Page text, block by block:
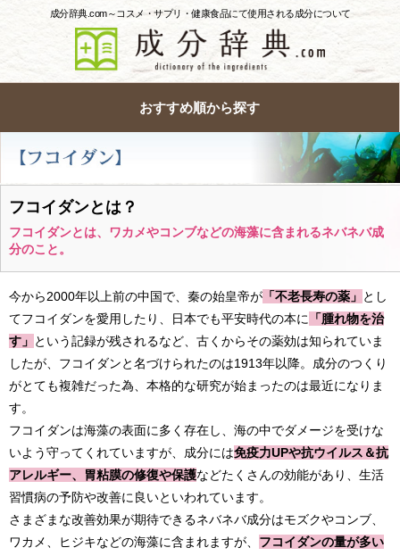
成分辞典.com～コスメ・サプリ・健康食品にて使用される成分について
おすすめ順から探す
フコイダンとは？
フコイダンとは、ワカメやコンブなどの海藻に含まれるネバネバ成
分のこと。
今から2000年以上前の中国で、秦の始皇帝が 「不老長寿の薬」 とし
てフコイダンを愛用したり、日本でも平安時代の本に 「腫れ物を治
す」 という記録が残されるなど、古くからその薬効は知られていま
したが、フコイダンと名づけられたのは1913年以降。成分のつくり
がとても複雑だった為、本格的な研究が始まったのは最近になりま
す。
フコイダンは海藻の表面に多く存在し、海の中でダメージを受けな
いよう守ってくれていますが、成分には免疫力UPや抗ウイルス＆抗
アレルギー、胃粘膜の修復や保護などたくさんの効能があり、生活
習慣病の予防や改善に良いといわれています。
さまざまな改善効果が期待できるネバネバ成分はモズクやコンブ、
ワカメ、ヒジキなどの海藻に含まれますが、 フコイダンの量が多い